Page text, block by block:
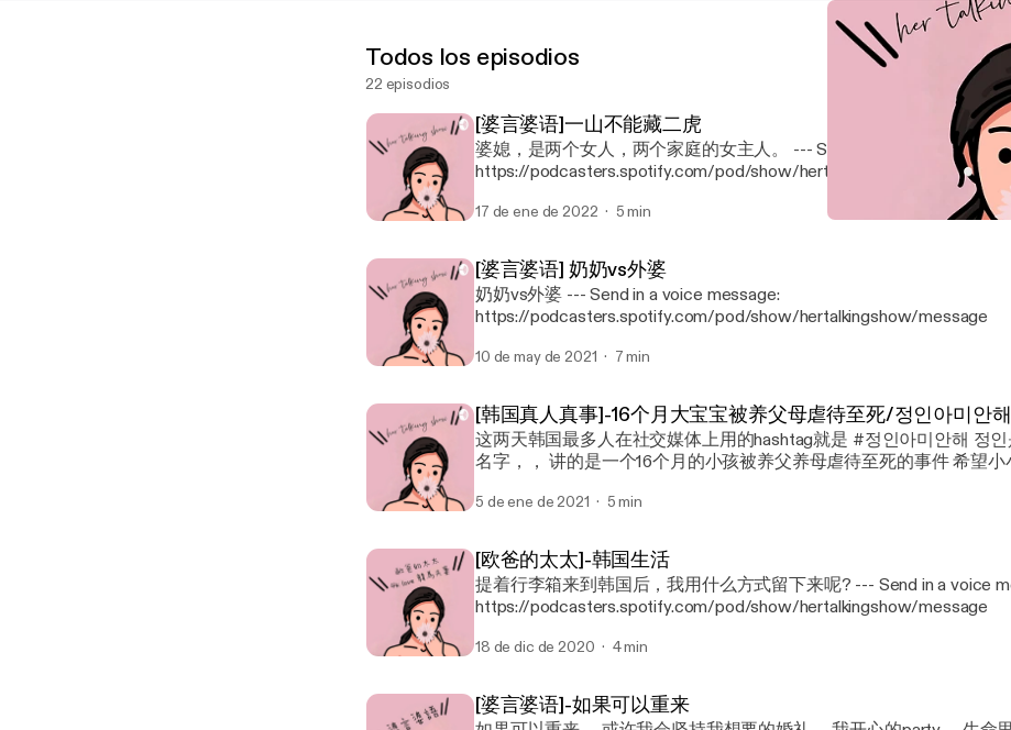
Todos los episodios
22 episodios
[婆言婆语]一山不能藏二虎
婆媳，是两个女人，两个家庭的女主人。 --- Send in a voice message:
https://podcasters.spotify.com/pod/show/hertalkingshow/message
17 de ene de 2022 5 min
[婆言婆语] 奶奶vs外婆
奶奶vs外婆 --- Send in a voice message:
https://podcasters.spotify.com/pod/show/hertalkingshow/message
10 de may de 2021 7 min
[韩国真人真事]-16个月大宝宝被养父母虐待至死/정인아미안해
这两天韩国最多人在社交媒体上用的hashtag就是 #정인아미안해 정인是这个小孩的
名字，， 讲的是一个16个月的小孩被养父养母虐待至死的事件 希望小小天使回到天
你 希望你将来会遇见很爱很爱你的父母。 --- Send in a voice message:
5 de ene de 2021 5 min
[欧爸的太太]-韩国生活
提着行李箱来到韩国后，我用什么方式留下来呢? --- Send in a voice message:
https://podcasters.spotify.com/pod/show/hertalkingshow/message
18 de dic de 2020 4 min
[婆言婆语]-如果可以重来